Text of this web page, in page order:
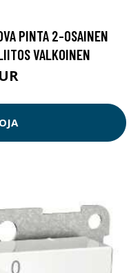
PINTA 2-OSAINEN
VALKOINEN